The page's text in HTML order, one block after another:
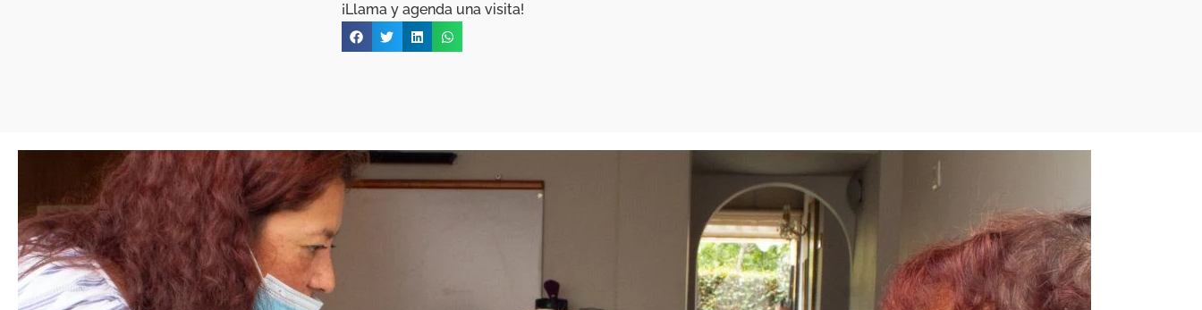
¡Llama y agenda una visita!